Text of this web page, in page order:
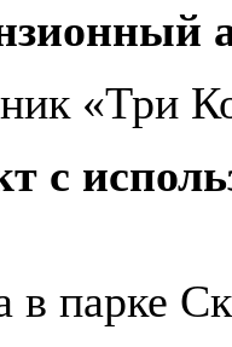
«Три
с
в парке